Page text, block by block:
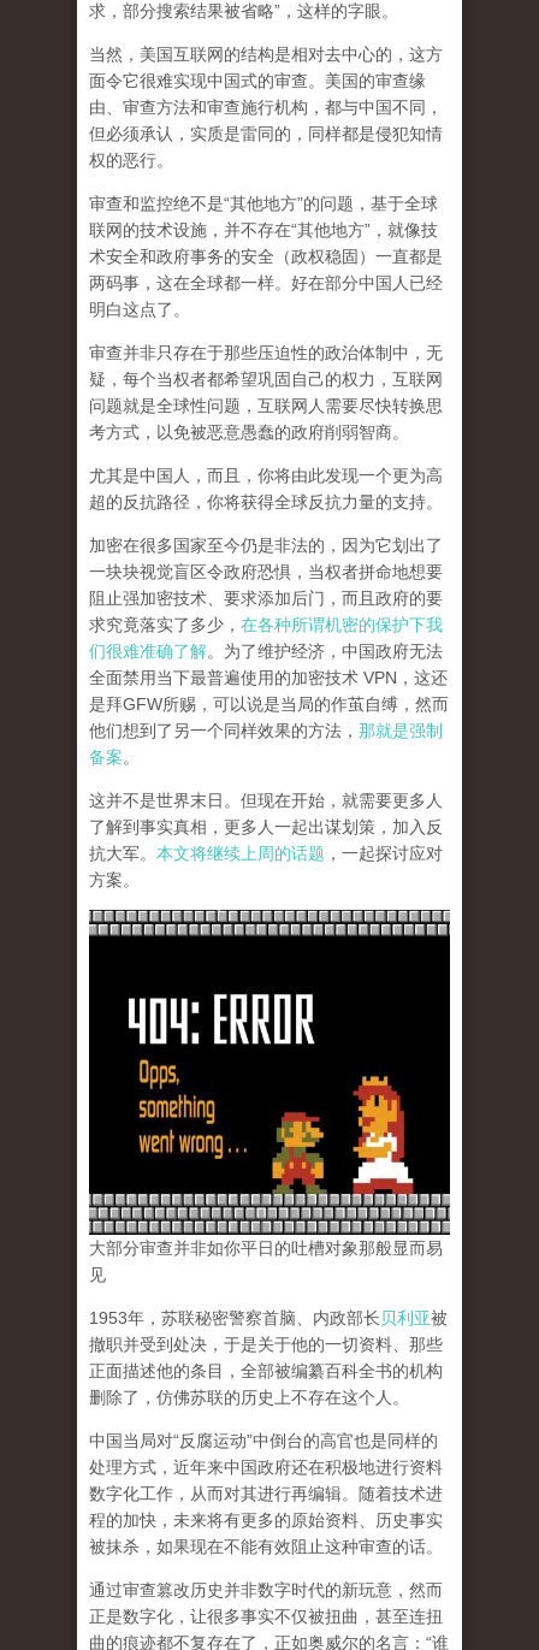
求，部分搜索结果被省略”，这样的字眼。
当然，美国互联网的结构是相对去中心的，这方
面令它很难实现中国式的审查。美国的审查缘
由、审查方法和审查施行机构，都与中国不同，
但必须承认， 实质是雷同的，同样都是侵犯知情
权的恶行。
审查和监控绝不是“其他地方”的问题，基于全球
联网的技术设施，并不存在“其他地方”，就像技
术安全和政府事务的安全（政权稳固）一直都是
两码事，这在全球都一样。好在部分中国人已经
明白这点了。
审查并非只存在于那些压迫性的政治体制中，无
疑，每个当权者都希望巩固自己的权力，互联网
问题就是全球性问题，互联网人需要尽快转换思
考方式，以免被恶意愚蠢的政府削弱智商。
尤其是中国人，而且，你将由此发现一个更为高
超的反抗路径，你将获得全球反抗力量的支持。
加密在很多国家至今仍是非法的，因为它划出了
一块块视觉盲区令政府恐惧，当权者拼命地想要
阻止强加密技术、要求添加后门，而且政府的要
求究竟落实了多少， 在各种所谓机密的保护下我
们很难准确了解。为了维护经济，中国政府无法
全面禁用当下最普遍使用的加密技术 VPN，这还
是拜GFW所赐，可以说是当局的作茧自缚，然而
他们想到了另一个同样效果的方法， 那就是强制
备案。
这并不是世界末日。但现在开始，就需要更多人
了解到事实真相，更多人一起出谋划策，加入反
抗大军。 本文将继续上周的话题 ，一起探讨应对
方案。
大部分审查并非如你平日的吐槽对象那般显而易
见
1953年，苏联秘密警察首脑、内政部长贝利亚被
撤职并受到处决，于是关于他的一切资料、那些
正面描述他的条目，全部被编纂百科全书的机构
删除了，仿佛苏联的历史上不存在这个人。
中国当局对“反腐运动”中倒台的高官也是同样的
处理方式，近年来中国政府还在积极地进行资料
数字化工作，从而对其进行再编辑。随着技术进
程的加快，未来将有更多的原始资料、历史事实
被抹杀，如果现在不能有效阻止这种审查的话。
通过审查篡改历史并非数字时代的新玩意，然而
正是数字化，让很多事实不仅被扭曲，甚至连扭
曲的痕迹都不复存在了，正如奥威尔的名言：“谁